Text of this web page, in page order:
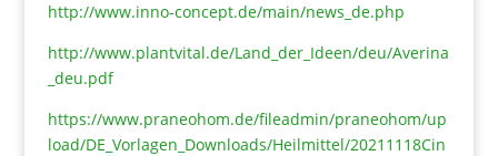
http://www.inno-concept.de/main/news_de.php
http://www.plantvital.de/Land_der_Ideen/deu/Averina
_deu.pdf
https://www.praneohom.de/fileadmin/praneohom/up
load/DE_Vorlagen_Downloads/Heilmittel/20211118Cin